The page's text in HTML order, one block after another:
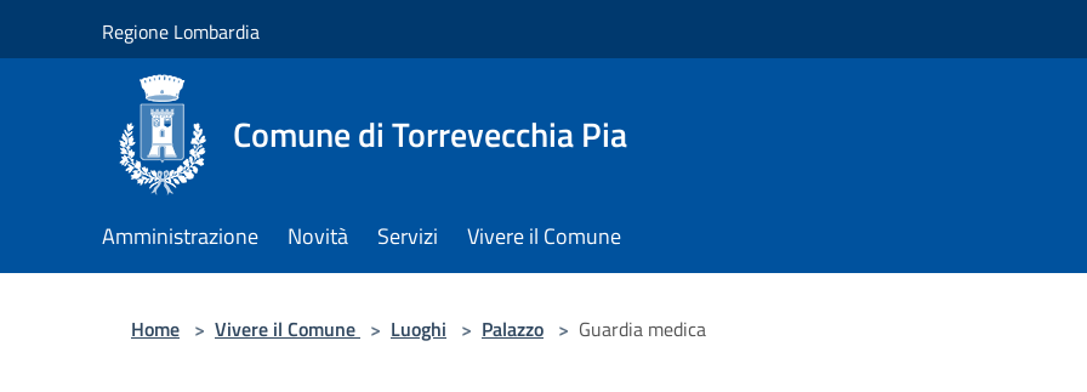
Regione Lombardia
Comune di Torrevecchia Pia
Amministrazione Novità Servizi Vivere il Comune
Home > Vivere il Comune > Luoghi > Palazzo > Guardia medica